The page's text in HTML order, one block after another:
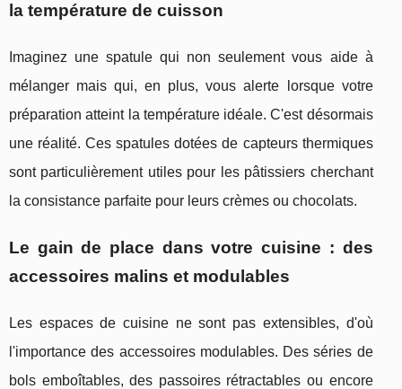
la température de cuisson
Imaginez une spatule qui non seulement vous aide à
mélanger mais qui, en plus, vous alerte lorsque votre
préparation atteint la température idéale. C'est désormais
une réalité. Ces spatules dotées de capteurs thermiques
sont particulièrement utiles pour les pâtissiers cherchant
la consistance parfaite pour leurs crèmes ou chocolats.
Le gain de place dans votre cuisine : des
accessoires malins et modulables
Les espaces de cuisine ne sont pas extensibles, d'où
l'importance des accessoires modulables. Des séries de
bols emboîtables, des passoires rétractables ou encore